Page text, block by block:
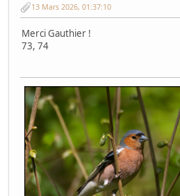
13 Mars 2026, 01:37:10
Merci Gauthier !
73, 74